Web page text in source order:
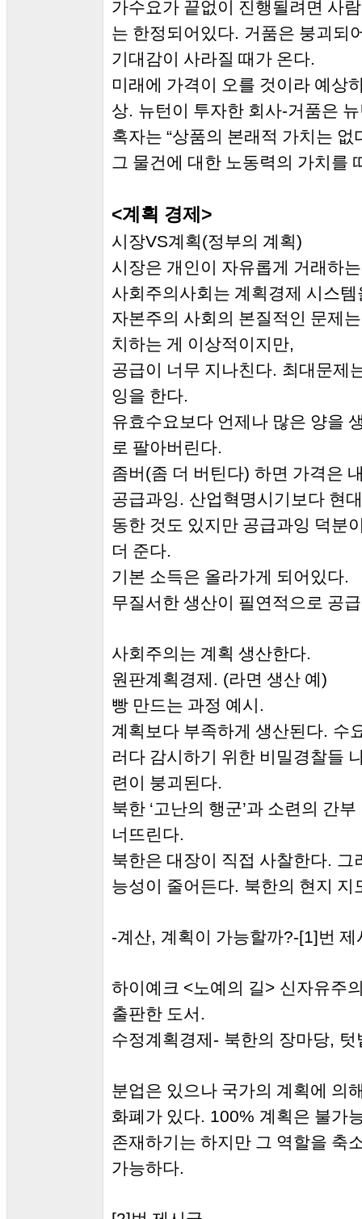
가수요가 끝없이 진행될려면 사
는 한정되어있다. 거품은 붕괴되
기대감이 사라질 때가 온다.
미래에 가격이 오를 것이라 예상
상. 뉴턴이 투자한 회사-거품은
혹자는 “상품의 본래적 가치는 없
그 물건에 대한 노동력의 가치를
<계획 경제>
시장VS계획(정부의 계획)
시장은 개인이 자유롭게 거래하
사회주의사회는 계획경제 시스템
자본주의 사회의 본질적인 문제
치하는 게 이상적이지만,
공급이 너무 지나친다. 최대문제
잉을 한다.
유효수요보다 언제나 많은 양을
로 팔아버린다.
좀버 (좀 더 버틴다) 하면 가격은
공급과잉 . 산업혁명시기보다 현
동한 것도 있지만 공급과잉 덕분
더 준다.
기본 소득은 올라가게 되어있다.
무질서한 생산이 필연적으로 공
사회주의는 계획 생산한다.
원판계획경제 . (라면 생산 예 )
빵 만드는 과정 예시 .
계획보다 부족하게 생산된다. 수
러다 감시하기 위한 비밀경찰들
련이 붕괴된다.
북한 ‘고난의 행군’과 소련의 간부
너뜨린다.
북한은 대장이 직접 사찰한다. 그
능성이 줄어든다. 북한의 현지 지
-계산, 계획이 가능할까?-[1]번 제
하이예크 <노예의 길> 신자유주
출판한 도서 .
수정계획경제 - 북한의 장마당, 텃
분업은 있으나 국가의 계획에 의
화폐가 있다. 100% 계획은 불가
존재하기는 하지만 그 역할을 축
가능하다.